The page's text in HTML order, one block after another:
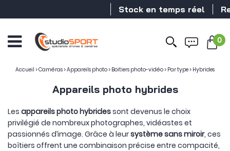
Stock en temps réel Revendeur
0
Accueil >Caméras>Appareils photo> Boitiers photo-vidéo> Par type> Hybrides
Appareils photo hybrides
Les appareils photo hybridessont devenus le choix
privilégié de nombreux photographes, vidéastes et
passionnés d’image. Grâce à leursystème sans miroir, ces
boîtiers offrent une combinaison précise entre compacité,